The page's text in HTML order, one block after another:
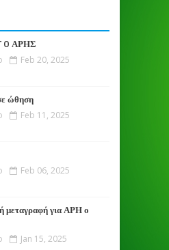
O ΑΡΗΣ
Feb 20, 2025
ώθηση
Feb 11, 2025
Feb 06, 2025
μεταγραφή για ΑΡΗ ο
Jan 15, 2025